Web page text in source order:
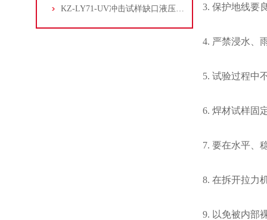
KZ-LY71-UV冲击试样缺口液压拉床 3. 保护地线要
4. 严禁浸水、
5. 试验过程中
6. 焊材试样固
7. 要在水平、
8. 在拆开拉力
9. 以免被内部